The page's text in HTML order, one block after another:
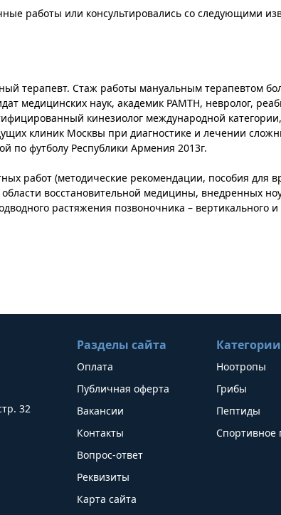
работы или консультировались со следующими
терапевт. Стаж работы мануальным терапевтом
медицинских наук, академик РАМТН, невролог,
кинезиолог международной
клиник Москвы при диагностике и лечении
по футболу Республики Армения 2013г.
работ (методические рекомендации, пособия для
восстановительной медицины, внедренных
растяжения позвоночника – вертикального и
32
Разделы сайта
Оплата
Публичная оферта
Вакансии
Контакты
Вопрос-ответ
Реквизиты
Карта сайта
Категории
Ноотропы
Грибы
Пептиды
Спортивное